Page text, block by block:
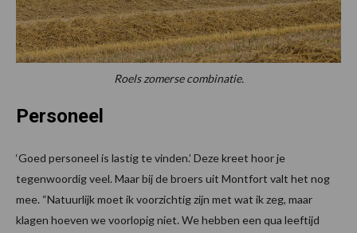
Roels zomerse combinatie.
Personeel
‘Goed personeel is lastig te vinden.’ Deze kreet hoor je
tegenwoordig veel. Maar bij de broers uit Montfort valt het nog
mee. “Natuurlijk moet ik voorzichtig zijn met wat ik zeg, maar
klagen hoeven we voorlopig niet. We hebben een qua leeftijd